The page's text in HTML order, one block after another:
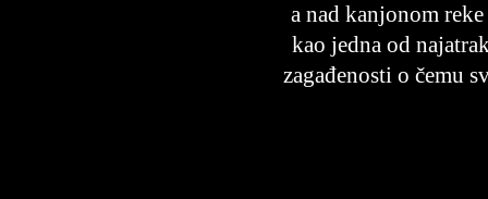
a nad kanjonom
kao jedna od
zagađenosti o čemu